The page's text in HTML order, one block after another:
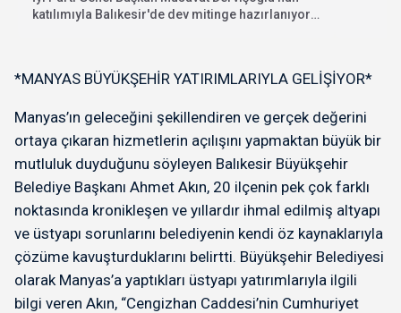
katılımıyla Balıkesir'de dev mitinge hazırlanıyor.
*MANYAS BÜYÜKŞEHİR YATIRIMLARIYLA GELİŞİYOR*
Manyas’ın geleceğini şekillendiren ve gerçek değerini
ortaya çıkaran hizmetlerin açılışını yapmaktan büyük bir
mutluluk duyduğunu söyleyen Balıkesir Büyükşehir
Belediye Başkanı Ahmet Akın, 20 ilçenin pek çok farklı
noktasında kronikleşen ve yıllardır ihmal edilmiş altyapı
ve üstyapı sorunlarını belediyenin kendi öz kaynaklarıyla
çözüme kavuşturduklarını belirtti. Büyükşehir Belediyesi
olarak Manyas’a yaptıkları üstyapı yatırımlarıyla ilgili
bilgi veren Akın, “Cengizhan Caddesi’nin Cumhuriyet